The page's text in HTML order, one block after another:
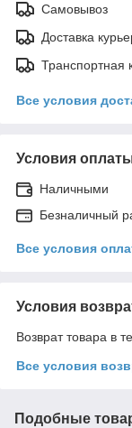
Самовывоз
Доставка
Транспортная
Все условия
Условия
Наличными
Безналичный
Все условия
Условия
Возврат товара в
Все условия
Подобные